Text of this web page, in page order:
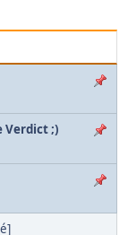
Verdict ;)